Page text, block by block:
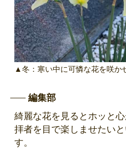
▲冬：寒い中に可憐な花を咲か
編集部
綺麗な花を見るとホッと
拝者を目で楽しませたい
す。